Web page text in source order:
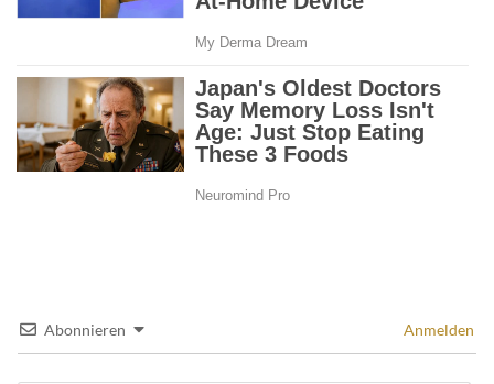
Abonnieren Anmelden